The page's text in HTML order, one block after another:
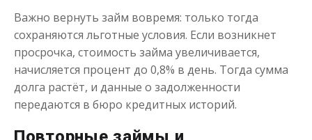
Важно вернуть займ вовремя: только тогда
сохраняются льготные условия. Если возникнет
просрочка, стоимость займа увеличивается,
начисляется процент до 0,8% в день. Тогда сумма
долга растёт, и данные о задолженности
передаются в бюро кредитных историй.